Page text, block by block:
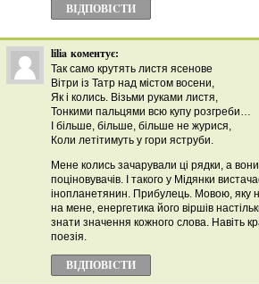
ВІДПОВІCТИ
lilia коментує:
Так само крутять листя ясенове
Вітри із Татр над містом восени,
Як і колись. Візьми руками листя,
Тонкими пальцями всю купу розгреби…
І більше, більше, більше не журися,
Коли летітимуть у гори яструби.
Мене колись зачарували ці рядки, а
поціновувачів. І такого у Мідянки
інопланетянин. Прибулець. Мовою, яку
на мене, енергетика його віршів
знати значення кожного слова. Навіть
поезія.
ВІДПОВІCТИ